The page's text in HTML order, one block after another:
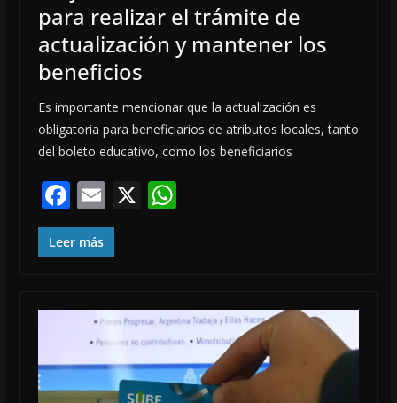
para realizar el trámite de
actualización y mantener los
beneficios
Es importante mencionar que la actualización es
obligatoria para beneficiarios de atributos locales, tanto
del boleto educativo, como los beneficiarios
F
ac
e
o
k
E
m
ai
X W
A
p
p
Leer más